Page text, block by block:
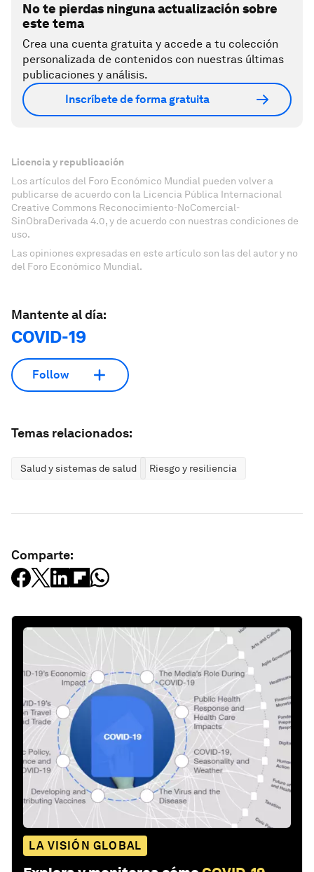
No te pierdas ninguna actualización sobre
este tema
Crea una cuenta gratuita y accede a tu colección
personalizada de contenidos con nuestras últimas
publicaciones y análisis.
Inscríbete de forma gratuita
Licencia y republicación
Los artículos del Foro Económico Mundial pueden volver a
publicarse de acuerdo con la Licencia Pública Internacional
Creative Commons Reconocimiento-NoComercial-
SinObraDerivada 4.0, y de acuerdo con nuestras condiciones de
uso.
Las opiniones expresadas en este artículo son las del autor y no
del Foro Económico Mundial.
Mantente al día:
COVID-19
Follow
Temas relacionados:
Salud y sistemas de salud Riesgo y resiliencia
Comparte:
LA VISIÓN GLOBAL